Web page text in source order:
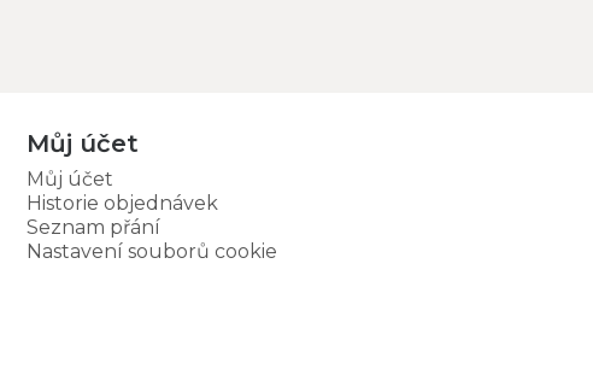
Můj účet
Můj účet
Historie objednávek
Seznam přání
Nastavení souborů cookie